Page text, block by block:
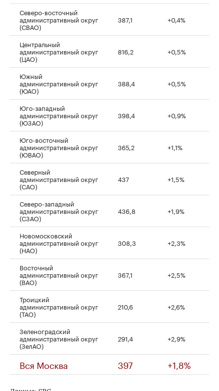
Северо-восточный
административный округ
(СВАО)
387,1 +0,4%
Центральный
административный округ
(ЦАО)
816,2 +0,5%
Южный
административный округ
(ЮАО)
388,4 +0,5%
Юго-западный
административный округ
(ЮЗАО)
398,4 +0,9%
Юго-восточный
административный округ
(ЮВАО)
365,2 +1,1%
Северный
административный округ
(САО)
437 +1,5%
Северо-западный
административный округ
(СЗАО)
436,8 +1,9%
Новомосковский
административный округ
(НАО)
308,3 +2,3%
Восточный
административный округ
(ВАО)
367,1 +2,5%
Троицкий
административный округ
(ТАО)
210,6 +2,6%
Зеленоградский
административный округ
(ЗелАО)
291,4 +2,9%
Вся Москва 397 +1,8%